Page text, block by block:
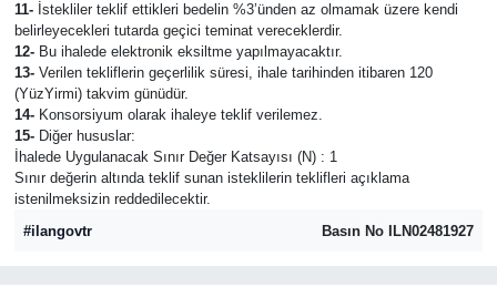
11-İstekliler teklif ettikleri bedelin %3’ünden az olmamak üzere kendi
belirleyecekleri tutarda geçici teminat vereceklerdir.
12-Bu ihalede elektronik eksiltme yapılmayacaktır.
13-Verilen tekliflerin geçerlilik süresi, ihale tarihinden itibaren 120
(YüzYirmi) takvim günüdür.
14-Konsorsiyum olarak ihaleye teklif verilemez.
15-Diğer hususlar:
İhalede Uygulanacak Sınır Değer Katsayısı (N) : 1
Sınır değerin altında teklif sunan isteklilerin teklifleri açıklama
istenilmeksizin reddedilecektir.
#ilangovtr
Basın No ILN02481927